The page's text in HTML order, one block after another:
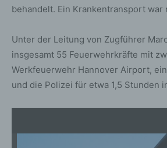
behandelt. Ein Krankentransport
Unter der Leitung von Zugführer
insgesamt 55 Feuerwehrkräfte mit
Werkfeuerwehr Hannover Airport,
und die Polizei für etwa 1,5 Stunden